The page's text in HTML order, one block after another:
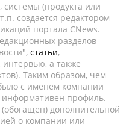
(продукта или
создается редактором
портала CNews.
разделов
статьи,
а также
Таким образом, чем
с именем компании
информативен профиль.
дополнительной
о компании или